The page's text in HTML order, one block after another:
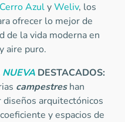
Cerro AzulyWeliv, los
ofrecer lo mejor de
de la vida moderna en
aire puro.
DESTACADOS:
campestreshan
arquitectónicos
y espacios de